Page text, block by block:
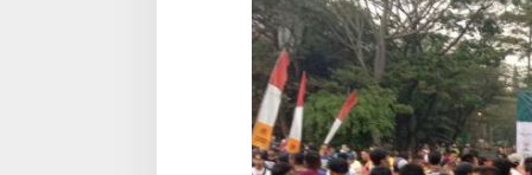
a
n
g
k
a
r
a